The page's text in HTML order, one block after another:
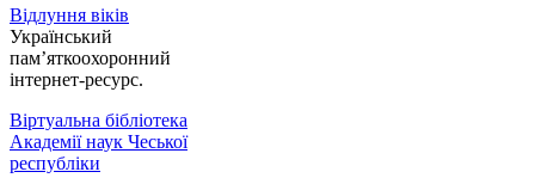
Відлуння віків
Український
пам’яткоохоронний
інтернет-ресурс.
Віртуальна бібліотека
Академії наук Чеської
республіки